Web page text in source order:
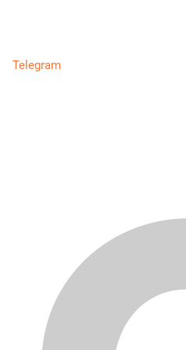
Telegram